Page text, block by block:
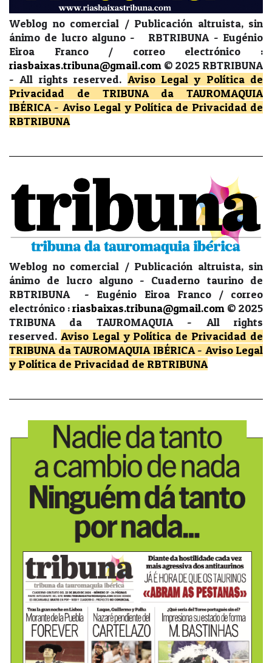
Weblog no comercial / Publicación altruista, sin
ánimo de lucro alguno - RBTRIBUNA - Eugénio
Eiroa Franco / correo electrónico :
riasbaixas.tribuna@gmail.com © 2025 RBTRIBUNA
-All rights reserved. Aviso Legal y Política de
Privacidad
de TRIBUNA da TAUROMAQUIA
IBÉRICA- Aviso Legal y Política de Privacidad de
RBTRIBUNA
Weblog no comercial / Publicación altruista, sin
ánimo de lucro alguno - Cuaderno taurino de
RBTRIBUNA - Eugénio Eiroa Franco / correo
electrónico :riasbaixas.tribuna@gmail.com © 2025
TRIBUNA da TAUROMAQUIA - All rights
reserved. Aviso Legal y Política de Privacidad de
TRIBUNA da TAUROMAQUIA IBÉRICA- Aviso Legal
y Política de Privacidad de RBTRIBUNA